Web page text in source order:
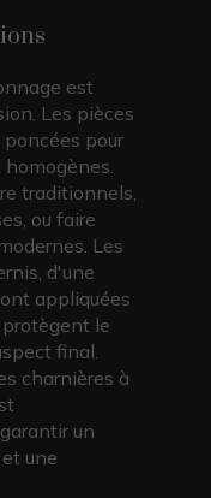
est
Les pièces
pour
traditionnels,
ou faire
Les
d'une
appliquées
le
final.
charnières à
un
une